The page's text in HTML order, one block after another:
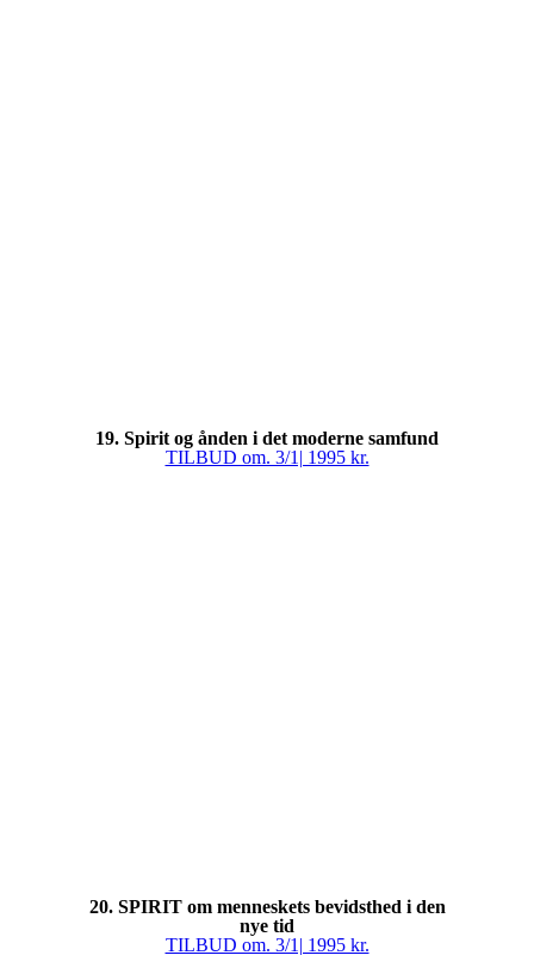
19. Spirit og ånden i det moderne samfund
TILBUD om. 3/1| 1995 kr.
20. SPIRIT om menneskets bevidsthed i den
nye tid
TILBUD om. 3/1| 1995 kr.